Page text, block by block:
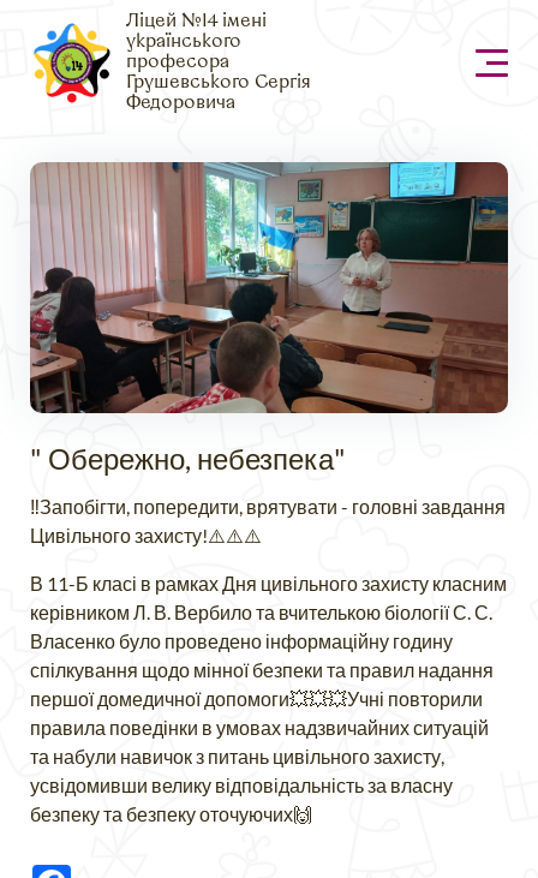
Ліцей №14 імені
українського
професора
Грушевського Сергія
Федоровича
" Обережно, небезпека"
‼️Запобігти, попередити, врятувати - головні завдання
Цивільного захисту!⚠️⚠️⚠️
В 11-Б класі в рамках Дня цивільного захисту класним
керівником Л. В. Вербило та вчителькою біології С. С.
Власенко було проведено інформаційну годину
спілкування щодо мінної безпеки та правил надання
першої домедичної допомоги💥💥💥Учні повторили
правила поведінки в умовах надзвичайних ситуацій
та набули навичок з питань цивільного захисту,
усвідомивши велику відповідальність за власну
безпеку та безпеку оточуючих🙌